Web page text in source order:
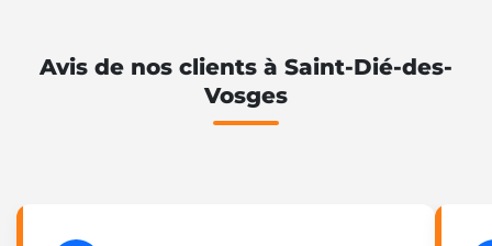
Avis de nos clients à Saint-Dié-des-
Vosges